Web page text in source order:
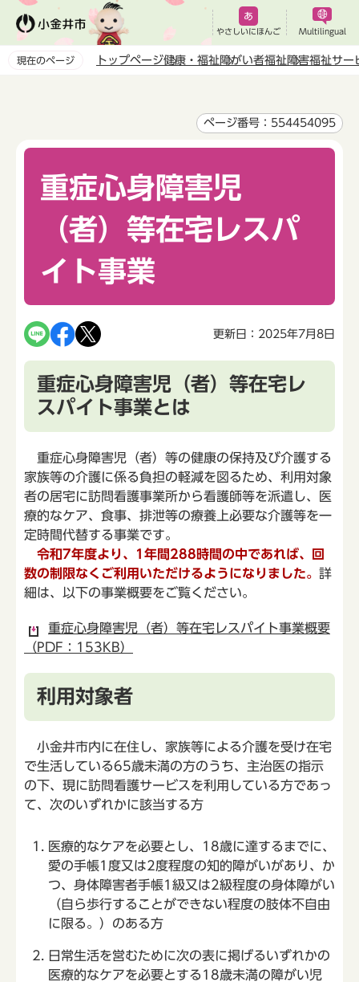
ペ
やさしいにほんご Multilingual
現在のページ トップページ健康・福祉 障がい者福祉 障害福祉サー
ページ番号：554454095
重症心身障害児
（者）等在宅レスパ
イト事業
更新日：2025年7月8日
重症心身障害児（者）等在宅レ
スパイト事業とは
重症心身障害児（者）等の健康の保持及び介護する
家族等の介護に係る負担の軽減を図るため、利用対象
者の居宅に訪問看護事業所から看護師等を派遣し、医
療的なケア、食事、排泄等の療養上必要な介護等を一
定時間代替する事業です。
令和7年度より、1年間288時間の中であれば、回
数の制限なくご利用いただけるようになりました。 詳
細は、以下の事業概要をご覧ください。
重症心身障害児（者）等在宅レスパイト事業概要
（PDF：153KB）
利用対象者
小金井市内に在住し、家族等による介護を受け在宅
で生活している65歳未満の方のうち、主治医の指示
の下、現に訪問看護サービスを利用している方であっ
て、次のいずれかに該当する方
医療的なケアを必要とし、18歳に達するまでに、
愛の手帳1度又は2度程度の知的障がいがあり、か
つ、身体障害者手帳1級又は2級程度の身体障がい
（自ら歩行することができない程度の肢体不自由
に限る。）のある方
日常生活を営むために次の表に掲げるいずれかの
医療的なケアを必要とする18歳未満の障がい児